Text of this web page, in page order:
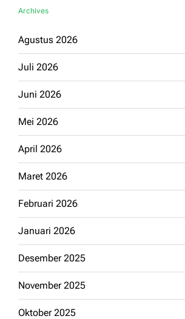
Archives
Agustus 2026
Juli 2026
Juni 2026
Mei 2026
April 2026
Maret 2026
Februari 2026
Januari 2026
Desember 2025
November 2025
Oktober 2025